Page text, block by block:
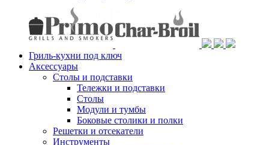
Гриль-кухни под ключ
Аксессуары
Столы и подставки
Тележки и подставки
Столы
Модули и тумбы
Боковые столики и полки
Решетки и отсекатели
Инструменты